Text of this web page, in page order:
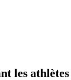
les athlètes